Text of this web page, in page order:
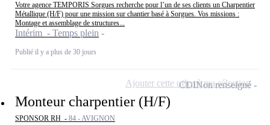
Votre agence TEMPORIS Sorgues recherche pour l’un de ses clients un Charpentier
Métallique (H/F) pour une mission sur chantier basé à Sorgues. Vos missions :
Montage et assemblage de structures...
Intérim - Temps plein
Publié il y a plus de 30 jours
Monteur charpentier (H/F)
SPONSOR RH - 84 - AVIGNON
CDINon renseigné
Ajouter cette offre à ma sélection